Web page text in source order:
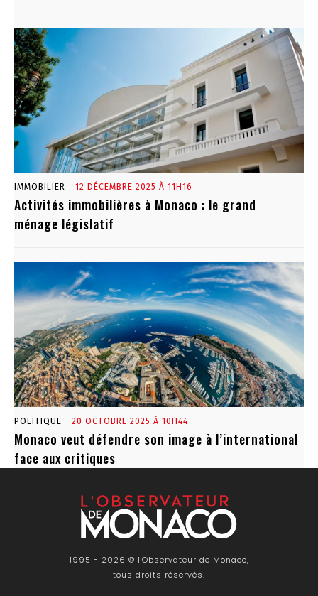
IMMOBILIER 12 DÉCEMBRE 2025 À 11H16
Activités immobilières à Monaco : le grand
ménage législatif
POLITIQUE 20 OCTOBRE 2025 À 10H44
Monaco veut défendre son image à l’international
face aux critiques
1995 - 2026 © l'Observateur de Monaco,
tous droits réservés.